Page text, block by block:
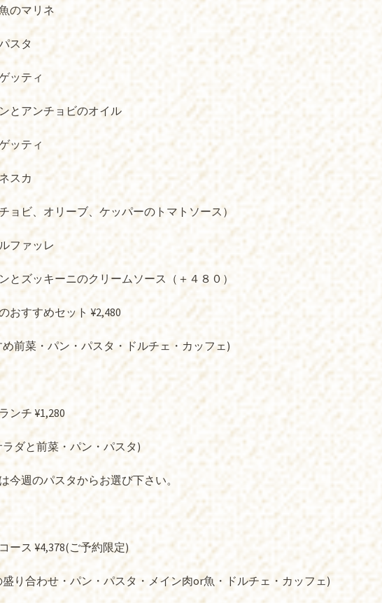
のマリネ
スタ
ッティ
とアンチョビのオイル
ッティ
スカ
チョビ、オリーブ、ケッパーのトマトソース）
ファッレ
とズッキーニのクリームソース（＋４８０）
おすすめセット ¥2,480
前菜・パン・パスタ・ドルチェ・カッフェ)
ンチ ¥1,280
ダと前菜・パン・パスタ)
今週のパスタからお選び下さい。
ース ¥4,378(ご予約限定)
り合わせ・パン・パスタ・メイン肉or魚・ドルチェ・カッフェ)